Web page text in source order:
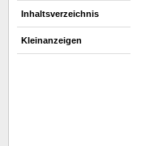
Inhaltsverzeichnis
Kleinanzeigen